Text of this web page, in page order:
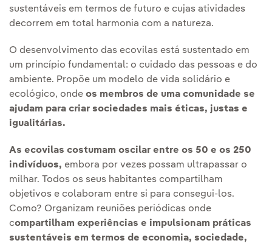
sustentáveis em termos de futuro e cujas atividades
decorrem em total harmonia com a natureza.
O desenvolvimento das ecovilas está sustentado em
um princípio fundamental: o cuidado das pessoas e do
ambiente. Propõe um modelo de vida solidário e
ecológico, onde os membros de uma comunidade se
ajudam para criar sociedades mais éticas, justas e
igualitárias.
As ecovilas costumam oscilar entre os 50 e os 250
indivíduos, embora por vezes possam ultrapassar o
milhar. Todos os seus habitantes compartilham
objetivos e colaboram entre si para consegui-los.
Como? Organizam reuniões periódicas onde
compartilham experiências e impulsionam práticas
sustentáveis em termos de economia, sociedade,